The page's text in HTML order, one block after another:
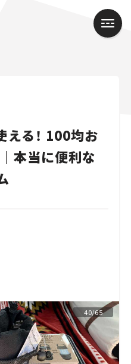
える！ 100均お
本当に便利な
40/65